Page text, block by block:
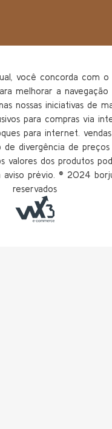
você concorda com
melhorar a
nossas iniciativas de
para compras via
para internet.
divergência de
valores dos produtos
aviso prévio. ®️ 2024
reservados